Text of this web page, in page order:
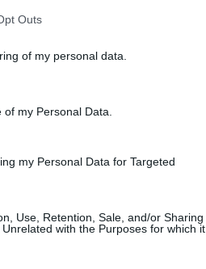
Outs
of my personal data.
my Personal Data.
my Personal Data for Targeted
Use, Retention, Sale, and/or Sharing
with the Purposes for which it